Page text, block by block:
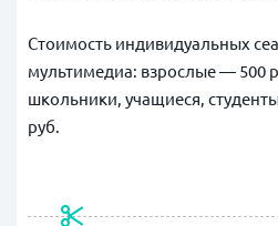
Стоимость индивидуальных
мультимедиа: взрослые — 500
школьники, учащиеся,
руб.